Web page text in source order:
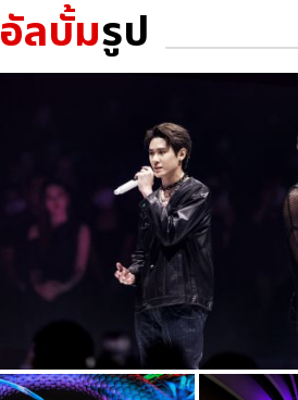
อัลบั้มรูป